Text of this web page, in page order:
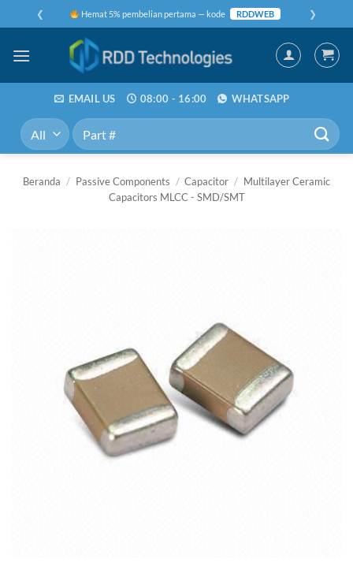
to
content
❮ Hemat 5% pembelian pertama — kode RDDWEB ❯
EMAIL US 08:00 - 16:00 WHATSAPP
Pencarian
untuk:
Beranda / Passive Components / Capacitor / Multilayer Ceramic
Capacitors MLCC - SMD/SMT